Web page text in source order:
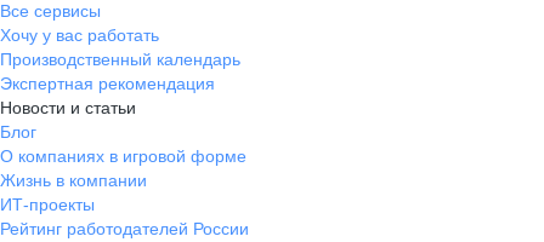
Все сервисы
Хочу у вас работать
Производственный календарь
Экспертная рекомендация
Новости и статьи
Блог
О компаниях в игровой форме
Жизнь в компании
ИТ-проекты
Рейтинг работодателей России